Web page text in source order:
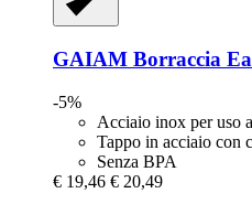
GAIAM Borraccia
-5%
Acciaio inox per uso
Tappo in acciaio con
Senza BPA
€ 19,46 € 20,49